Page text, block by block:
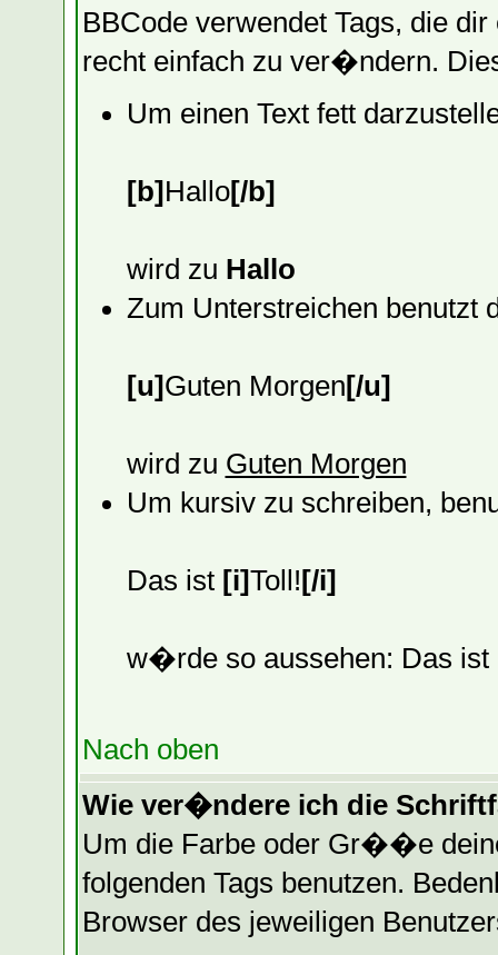
BBCode verwendet Tags, die
recht einfach zu ver�ndern.
Um einen Text fett
[b] Hallo[/b]
wird zu Hallo
Zum Unterstreichen benutzt
[u] Guten Morgen[/u]
wird zu Guten Morgen
Um kursiv zu schreiben,
Das ist [i]Toll! [/i]
w�rde so aussehen: Das ist
Nach oben
Wie ver�ndere ich die
Um die Farbe oder Gr��e
folgenden Tags benutzen.
Browser des jeweiligen